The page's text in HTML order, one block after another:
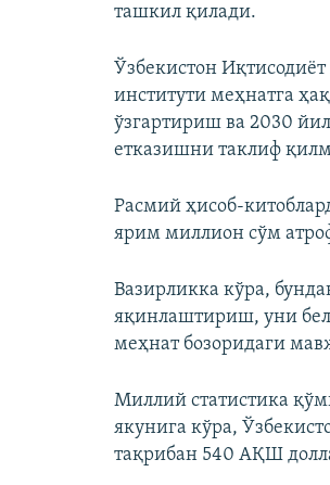
ташкил қилади.
Ўзбекистон
институти меҳнатга
ўзгартириш ва 2030
етказишни таклиф
Расмий ҳисоб-
ярим миллион сўм
Вазирликка кўра,
яқинлаштириш, уни
меҳнат бозоридаги
Миллий статистика
якунига кўра,
тақрибан 540 АҚШ